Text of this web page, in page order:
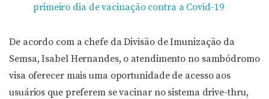
primeiro dia de vacinação contra a Covid-19
De acordo com a chefe da Divisão de Imunização da
Semsa, Isabel Hernandes, o atendimento no sambódromo
visa oferecer mais uma oportunidade de acesso aos
usuários que preferem se vacinar no sistema drive-thru,